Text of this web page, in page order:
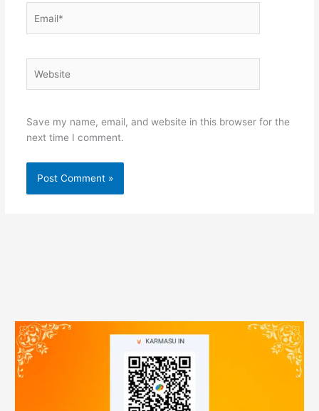
Save my name, email, and website in this browser for the
next time I comment.